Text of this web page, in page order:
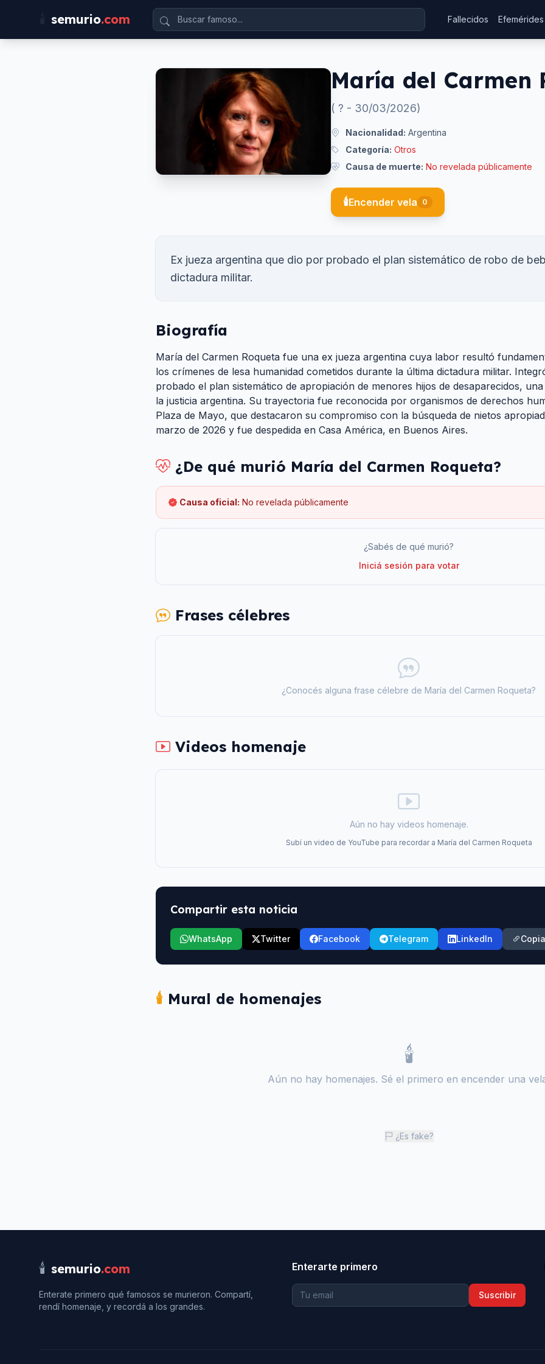
semurio.com Fallecidos Efemérides
María del Carmen
( ? - 30/03/2026)
Nacionalidad: Argentina
Categoría: Otros
Causa de muerte: No revelada públicamente
🕯️Encender vela 0
Ex jueza argentina que dio por probado el plan sistemático de robo de
dictadura militar.
Biografía
María del Carmen Roqueta fue una ex jueza argentina cuya labor resultó
los crímenes de lesa humanidad cometidos durante la última dictadura militar.
probado el plan sistemático de apropiación de menores hijos de desaparecidos,
la justicia argentina. Su trayectoria fue reconocida por organismos de derechos
Plaza de Mayo, que destacaron su compromiso con la búsqueda de nietos
marzo de 2026 y fue despedida en Casa América, en Buenos Aires.
¿De qué murió María del Carmen Roqueta?
Causa oficial: No revelada públicamente
¿Sabés de qué murió?
Iniciá sesión para votar
Frases célebres
¿Conocés alguna frase célebre de María del Carmen Roqueta?
Videos homenaje
Aún no hay videos homenaje.
Subí un video de YouTube para recordar a María del Carmen Roqueta
Compartir esta noticia
WhatsApp Twitter Facebook Telegram LinkedIn
🕯️ Mural de homenajes
🕯️
Aún no hay homenajes. Sé el primero en encender una
¿Es fake?
🕯️ semurio.com
Enterate primero qué famosos se murieron. Compartí,
rendí homenaje, y recordá a los grandes.
Enterarte primero
Suscribir